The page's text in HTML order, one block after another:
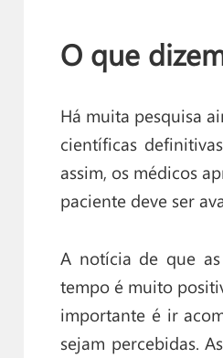
O que
Há muita pesquisa
científicas
assim, os médicos
paciente deve ser
A notícia de que
tempo é muito
importante é ir
sejam percebidas.